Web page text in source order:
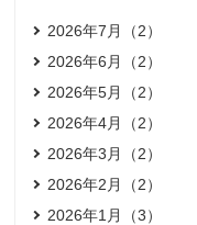
2026年7月（2）
2026年6月（2）
2026年5月（2）
2026年4月（2）
2026年3月（2）
2026年2月（2）
2026年1月（3）